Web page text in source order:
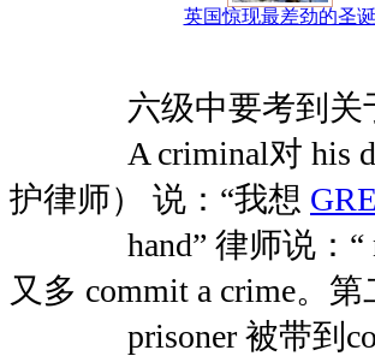
英国惊现最差劲的圣诞
六级中要考到关于
A criminal对 his
护律师） 说：“我想 GRE
hand” 律师说：“
又多 commit a crime。
prisoner 被带到